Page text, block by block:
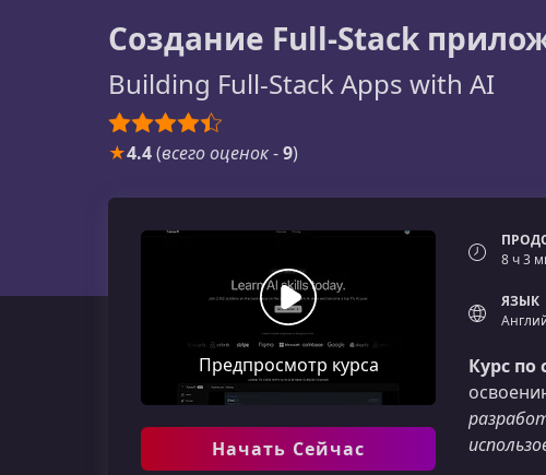
Создание Full-Stack
Building Full-Stack Apps with AI
★4.4(всего оценок-9)
Предпросмотр курса
Начать Сейчас
8 ч 3
ЯЗЫК
Курс